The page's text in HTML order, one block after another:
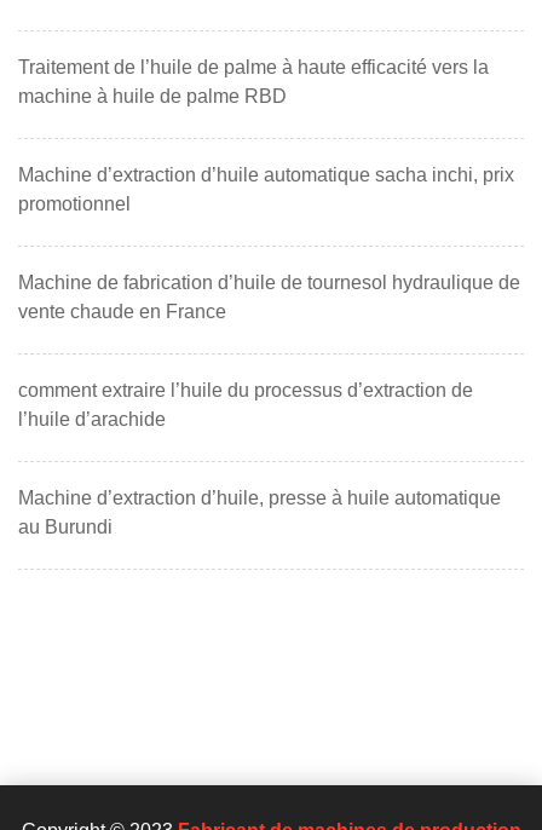
Traitement de l’huile de palme à haute efficacité vers la
machine à huile de palme RBD
Machine d’extraction d’huile automatique sacha inchi, prix
promotionnel
Machine de fabrication d’huile de tournesol hydraulique de
vente chaude en France
comment extraire l’huile du processus d’extraction de
l’huile d’arachide
Machine d’extraction d’huile, presse à huile automatique
au Burundi